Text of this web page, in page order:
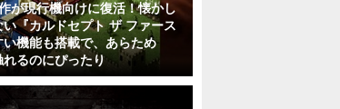
が現行機向けに復活！懐かし
い『カルドセプト ザ ファース
機能も搭載で、あらため
れるのにぴったり